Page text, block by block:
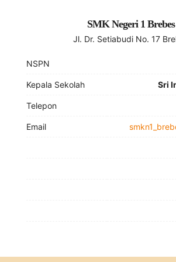
SMK Negeri 1 Brebes
Jl. Dr. Setiabudi No. 17
NSPN
Kepala Sekolah Sri
Telepon
Email